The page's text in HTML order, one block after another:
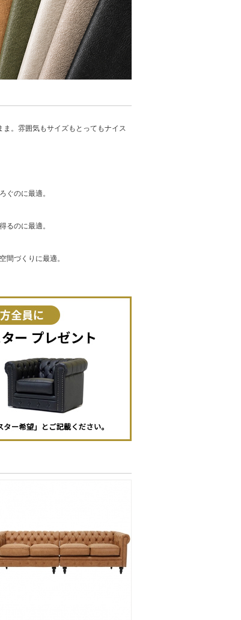
。雰囲気もサイズもとってもナイス
ぐのに最適。
るのに最適。
間づくりに最適。